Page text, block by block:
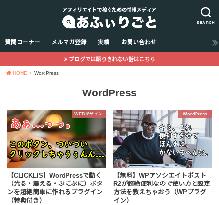
SEARCH
質問コーナー メルマガ登録 実績 お問い合わせ
ブログでは語りきれない話はこちら
HOME WordPress
WordPress
WEBデザイン
【CLICKLIS】WordPressで動く
（光る・震える・ぷにぷに）ボタ
ンを超絶簡単に作れるプラグイン
（特典付き）
WordPress
【無料】WPアソシエイトポスト
R2が超絶便利なので使い方と設定
方法を教えちゃおう（WPプラグ
イン）